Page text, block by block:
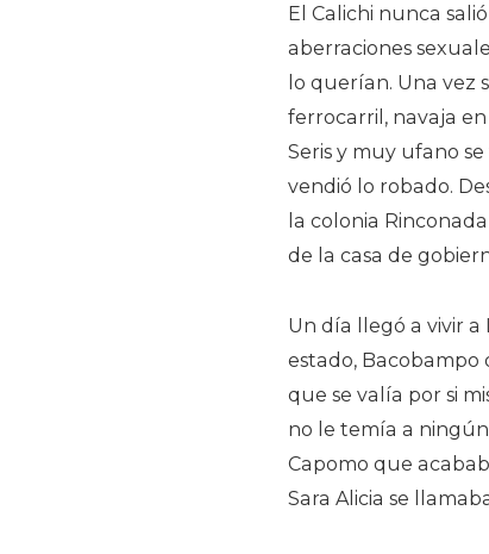
El Calichi nunca
aberraciones
lo querían. Una vez
ferrocarril, navaja
Seris y muy ufano
vendió lo robado.
la colonia
de la casa de
Un día llegó a vivir
estado, Bacobampo
que se valía por si
no le temía a
Capomo que
Sara Alicia se